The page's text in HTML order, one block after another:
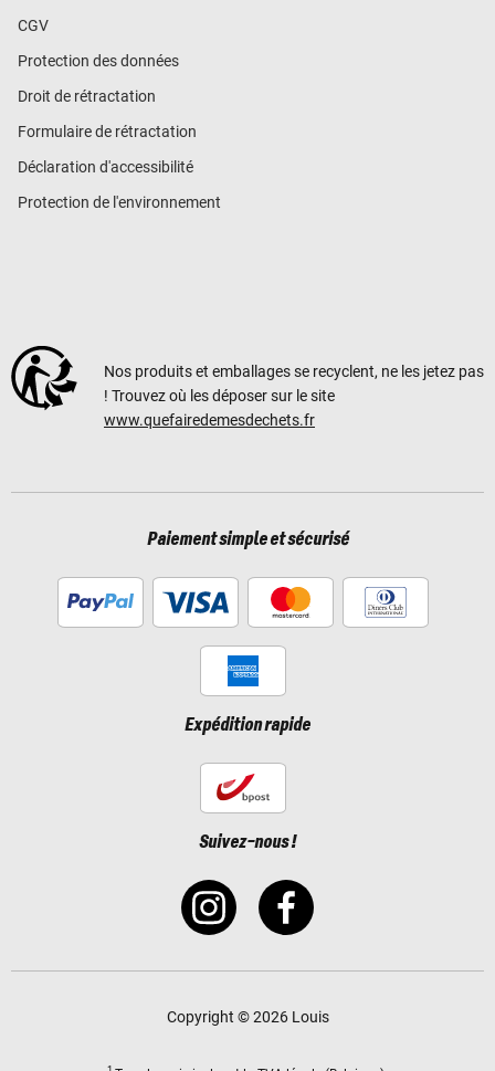
CGV
Protection des données
Droit de rétractation
Formulaire de rétractation
Déclaration d'accessibilité
Protection de l'environnement
Nos produits et emballages se recyclent, ne les jetez pas
! Trouvez où les déposer sur le site
www.quefairedemesdechets.fr
Paiement simple et sécurisé
Expédition rapide
Suivez-nous !
Copyright © 2026 Louis